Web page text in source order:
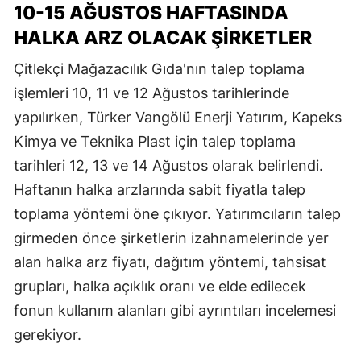
10-15 AĞUSTOS HAFTASINDA
HALKA ARZ OLACAK ŞİRKETLER
Çitlekçi Mağazacılık Gıda'nın talep toplama
işlemleri 10, 11 ve 12 Ağustos tarihlerinde
yapılırken, Türker Vangölü Enerji Yatırım, Kapeks
Kimya ve Teknika Plast için talep toplama
tarihleri 12, 13 ve 14 Ağustos olarak belirlendi.
Haftanın halka arzlarında sabit fiyatla talep
toplama yöntemi öne çıkıyor. Yatırımcıların talep
girmeden önce şirketlerin izahnamelerinde yer
alan halka arz fiyatı, dağıtım yöntemi, tahsisat
grupları, halka açıklık oranı ve elde edilecek
fonun kullanım alanları gibi ayrıntıları incelemesi
gerekiyor.